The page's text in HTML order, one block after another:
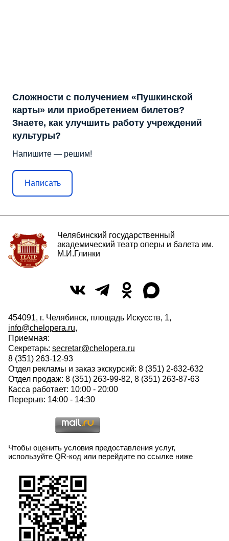
Сложности с получением «Пушкинской
карты» или приобретением билетов?
Знаете, как улучшить работу учреждений
культуры?
Напишите — решим!
Написать
Челябинский государственный
академический театр оперы и балета им.
М.И.Глинки
454091, г. Челябинск, площадь Искусств, 1,
info@chelopera.ru,
Приемная:
Секретарь: secretar@chelopera.ru
8 (351) 263-12-93
Отдел рекламы и заказ экскурсий: 8 (351) 2-632-632
Отдел продаж: 8 (351) 263-99-82, 8 (351) 263-87-63
Касса работает: 10:00 - 20:00
Перерыв: 14:00 - 14:30
Чтобы оценить условия предоставления услуг,
используйте QR-код или перейдите по ссылке ниже